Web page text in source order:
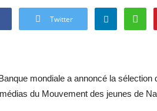
Twitter
mondiale a annoncé la
du Mouvement des jeunes de